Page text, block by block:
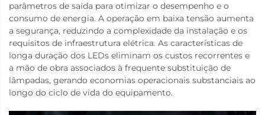
parâmetros de saída para otimizar o desempenho e o
consumo de energia. A operação em baixa tensão aumenta
a segurança, reduzindo a complexidade da instalação e os
requisitos de infraestrutura elétrica. As características de
longa duração dos LEDs eliminam os custos recorrentes e
a mão de obra associados à frequente substituição de
lâmpadas, gerando economias operacionais substanciais ao
longo do ciclo de vida do equipamento.